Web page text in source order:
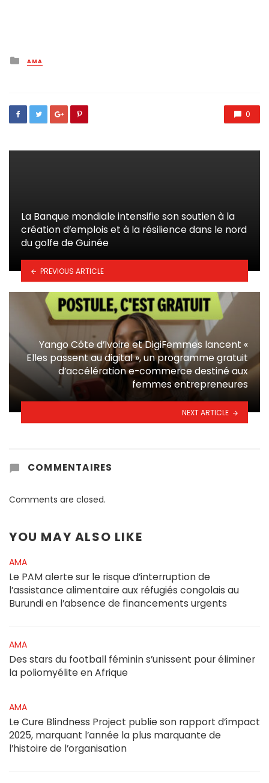
Posted
in
AMA
0
La Banque mondiale intensifie son soutien à la
création d’emplois et à la résilience dans le nord
du golfe de Guinée
PREVIOUS ARTICLE
Yango Côte d’Ivoire et DigiFemmes lancent «
Elles passent au digital », un programme gratuit
d’accélération e-commerce destiné aux
femmes entrepreneures
NEXT ARTICLE
COMMENTAIRES
Comments are closed.
YOU MAY ALSO LIKE
AMA
Le PAM alerte sur le risque d’interruption de
l’assistance alimentaire aux réfugiés congolais au
Burundi en l’absence de financements urgents
AMA
Des stars du football féminin s’unissent pour éliminer
la poliomyélite en Afrique
AMA
Le Cure Blindness Project publie son rapport d’impact
2025, marquant l’année la plus marquante de
l’histoire de l’organisation